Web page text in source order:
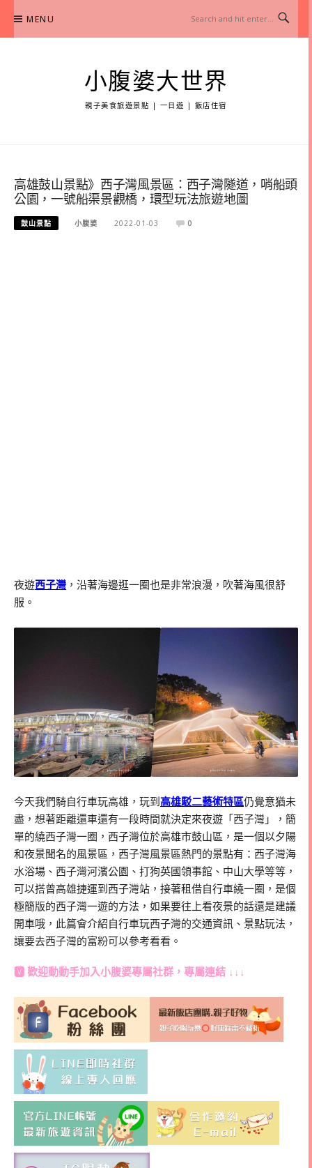
content
MENU
小腹婆大世界
親子美食旅遊景點 | 一日遊 | 飯店住宿
高雄鼓山景點》西子灣風景區：西子灣隧道，哨船頭
公園，一號船渠景觀橋，環型玩法旅遊地圖
鼓山景點 小腹婆 2022-01-03 0
夜遊西子灣 ，沿著海邊逛一圈也是非常浪漫，吹著海風很舒
服。
今天我們騎自行車玩高雄，玩到高雄駁二藝術特區仍覺意猶未
盡，想著距離還車還有一段時間就決定來夜遊「西子灣」，簡
單的繞西子灣一圈，西子灣位於高雄市鼓山區，是一個以夕陽
和夜景聞名的風景區，西子灣風景區熱門的景點有：西子灣海
水浴場、西子灣河濱公園、打狗英國領事館、中山大學等等，
可以搭曾高雄捷運到西子灣站，接著租借自行車繞一圈，是個
極簡版的西子灣一遊的方法，如果要往上看夜景的話還是建議
開車哦，此篇會介紹自行車玩西子灣的交通資訊、景點玩法，
讓要去西子灣的富粉可以參考看看。
🆅 歡迎動動手加入小腹婆專屬社群 ，專屬連結 ↓↓↓